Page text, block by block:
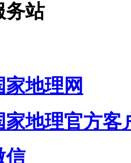
务站
家地理网
家地理官方客
信